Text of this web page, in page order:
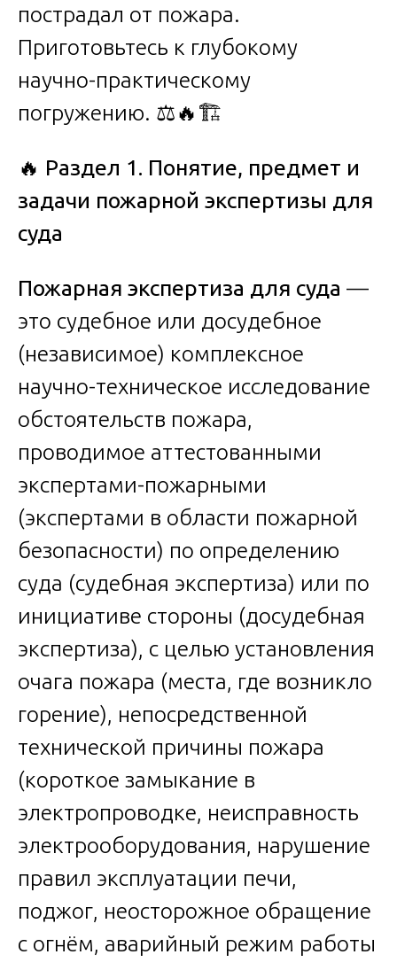
пострадал от пожара.
Приготовьтесь к глубокому
научно-практическому
погружению. ⚖️🔥🏗️
🔥 Раздел 1. Понятие, предмет и
задачи пожарной экспертизы для
суда
Пожарная экспертиза для суда —
это судебное или досудебное
(независимое) комплексное
научно-техническое исследование
обстоятельств пожара,
проводимое аттестованными
экспертами-пожарными
(экспертами в области пожарной
безопасности) по определению
суда (судебная экспертиза) или по
инициативе стороны (досудебная
экспертиза), с целью установления
очага пожара (места, где возникло
горение), непосредственной
технической причины пожара
(короткое замыкание в
электропроводке, неисправность
электрооборудования, нарушение
правил эксплуатации печи,
поджог, неосторожное обращение
с огнём, аварийный режим работы